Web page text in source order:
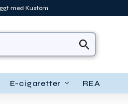
med Kustom
E-cigaretter REA